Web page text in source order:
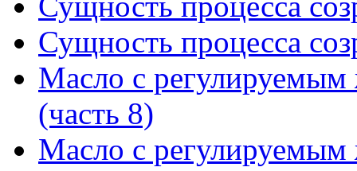
Сущность процесса
Масло с
(часть 8)
Масло с